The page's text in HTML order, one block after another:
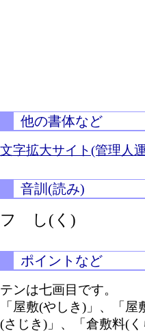
他の書体など
文字拡大サイト(管理人
音訓(読み)
フ し(く)
ポイントなど
テンは七画目です。
「屋敷(やしき)」、「
(さじき)」、「倉敷料(